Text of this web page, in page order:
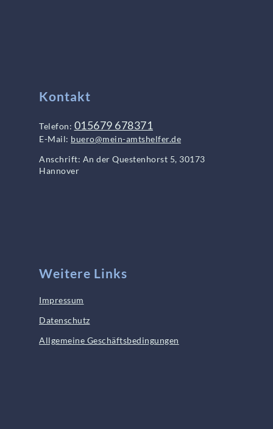
Kontakt
Telefon: 015679 678371
E-Mail: buero@mein-amtshelfer.de
Anschrift: An der Questenhorst 5, 30173
Hannover
Weitere Links
Impressum
Datenschutz
Allgemeine Geschäftsbedingungen